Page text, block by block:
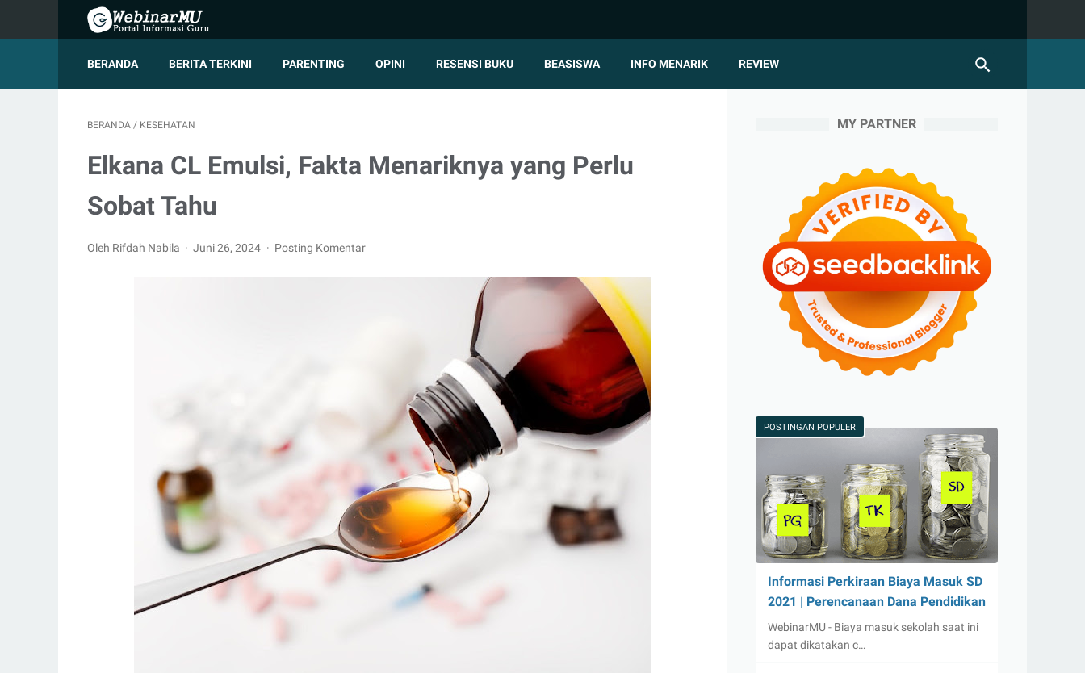
BERANDA BERITA TERKINI PARENTING OPINI RESENSI BUKU BEASISWA INFO MENARIK REVIEW
BERANDA / KESEHATAN
Elkana CL Emulsi, Fakta Menariknya yang Perlu
Sobat Tahu
Oleh Rifdah Nabila Juni 26, 2024 Posting Komentar
MY PARTNER
POSTINGAN POPULER
Informasi Perkiraan Biaya Masuk SD
2021 | Perencanaan Dana Pendidikan
WebinarMU - Biaya masuk sekolah saat ini
dapat dikatakan c…